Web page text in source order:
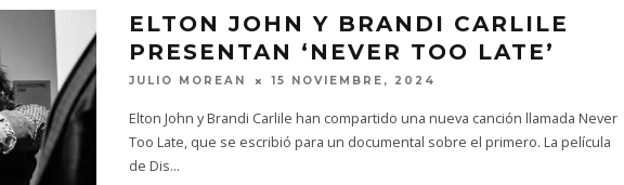
ELTON JOHN Y BRANDI CARLILE
PRESENTAN ‘NEVER TOO LATE’
JULIO MOREAN 15 NOVIEMBRE, 2024
Elton John y Brandi Carlile han compartido una nueva canción llamada Never
Too Late, que se escribió para un documental sobre el primero. La película
de Dis...